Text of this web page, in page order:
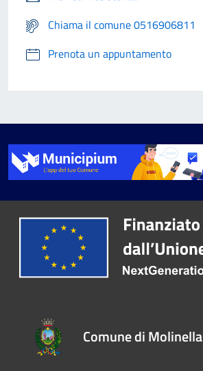
Chiama il comune 0516906811
Prenota un appuntamento
Comune di Molinella